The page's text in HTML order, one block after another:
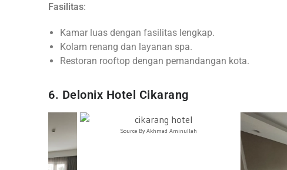
Fasilitas:
Kamar luas dengan fasilitas lengkap.
Kolam renang dan layanan spa.
Restoran rooftop dengan pemandangan kota.
6. Delonix Hotel Cikarang
Source By Akhmad Aminullah